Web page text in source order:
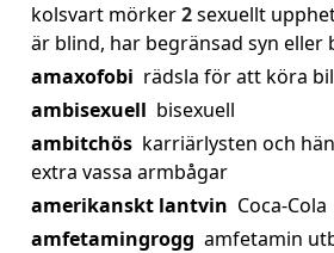
kolsvart mörker2sexuellt
är blind, har begränsad syn eller
amaxofobi rädsla för att köra bil
ambisexuell bisexuell
ambitchös karriärlysten och
extra vassa armbågar
amerikanskt lantvin Coca-Cola
amfetamingrogg amfetamin